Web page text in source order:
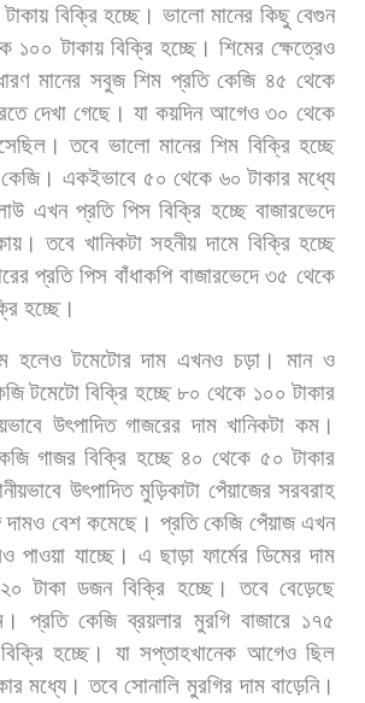
টাকায় বিক্রি হচ্ছে। ভালো মানের কিছু বেগুন
১০০ টাকায় বিক্রি হচ্ছে। শিমের ক্ষেত্রেও
মানের সবুজ শিম প্রতি কেজি ৪৫ থেকে
দেখা গেছে। যা কয়দিন আগেও ৩০ থেকে
তবে ভালো মানের শিম বিক্রি হচ্ছে
কেজি। একইভাবে ৫০ থেকে ৬০ টাকার মধ্যে
এখন প্রতি পিস বিক্রি হচ্ছে বাজারভেদে
তবে খানিকটা সহনীয় দামে বিক্রি হচ্ছে
প্রতি পিস বাঁধাকপি বাজারভেদে ৩৫ থেকে
হচ্ছে।
হলেও টমেটোর দাম এখনও চড়া। মান ও
টমেটো বিক্রি হচ্ছে ৮০ থেকে ১০০ টাকার
উৎপাদিত গাজরের দাম খানিকটা কম।
গাজর বিক্রি হচ্ছে ৪০ থেকে ৫০ টাকার
উৎপাদিত মুড়িকাটা পেঁয়াজের সরবরাহ
দামও বেশ কমেছে। প্রতি কেজি পেঁয়াজ এখন
পাওয়া যাচ্ছে। এ ছাড়া ফার্মের ডিমের দাম
টাকা ডজন বিক্রি হচ্ছে। তবে বেড়েছে
প্রতি কেজি ব্রয়লার মুরগি বাজারে ১৭৫
বিক্রি হচ্ছে। যা সপ্তাহখানেক আগেও ছিল
মধ্যে। তবে সোনালি মুরগির দাম বাড়েনি।